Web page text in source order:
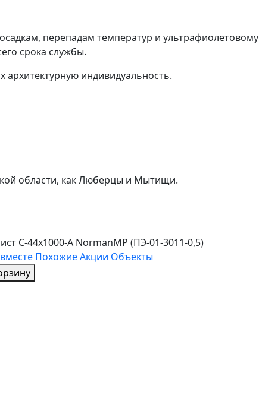
перепадам температур и ультрафиолетовому
срока службы.
индивидуальность.
области, как Люберцы и Мытищи.
С-44x1000-A NormanMP (ПЭ-01-3011-0,5)
ПохожиеАкции Объекты